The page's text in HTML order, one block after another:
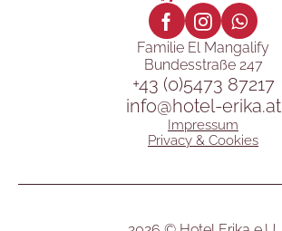
Familie El Mangalify
Bundesstraße 247
+43 (0)5473 87217
info@hotel-erika.at
Impressum
Privacy & Cookies